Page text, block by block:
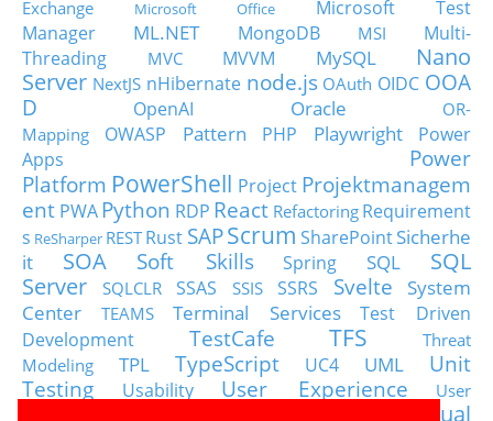
Exchange
Microsoft Office
Microsoft Test
Manager
ML.NET MongoDB MSI
Multi-
Threading
MVC MVVM MySQL
Nano
Server NextJS nHibernate node.js OAuth OIDC OOA
D
OpenAI Oracle
OR-
Mapping
OWASP Pattern PHP Playwright
Power
Apps
Power
Platform PowerShell Project Projektmanagem
ent PWA Python RDP React Refactoring Requirement
s ReSharper RESTRust SAPScrum SharePointSicherhe
it
SOA Soft Skills Spring SQL
SQL
Server
SQLCLR SSAS SSIS SSRS Svelte
System
Center
TEAMS Terminal Services
Test Driven
Development
TestCafe TFS
Threat
Modeling
TPL TypeScript UC4 UML
Unit
Testing
Usability User Experience
User
Visual